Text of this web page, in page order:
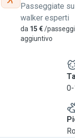
Passeggiate
walker esperti
da 15 €/
aggiuntivo